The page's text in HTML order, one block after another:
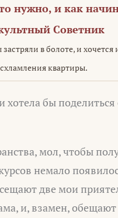
нужно, и как
Советник
в болоте, и
квартиры.
бы поделиться
мол, чтобы
немало
две мои
и, взамен, обещают